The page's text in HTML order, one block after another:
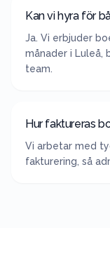
Kan vi hyra för
Ja. Vi erbjuder
månader i Luleå,
team.
Hur faktureras
Vi arbetar med
fakturering, så